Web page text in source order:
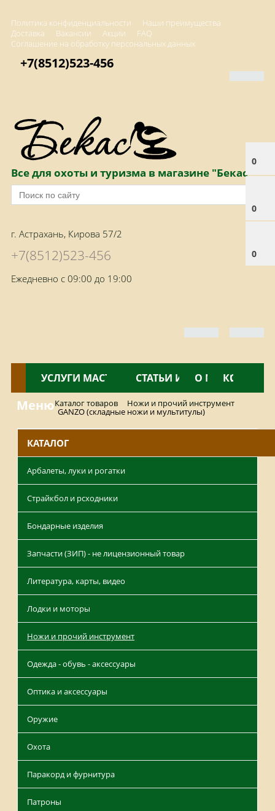
Политика конфиденциальности
Наши преимущества
Доставка
Вакансии Акции
FAQ
Соглашение на обработку персональных данных
0
0
0
+7(8512)523-456
Все для охоты и туризма в магазине "Бекас"
г. Астрахань, Кирова 57/2
+7(8512)523-456
Ежедневно с 09:00 до 19:00
КАТАЛОГ
УСЛУГИ МАСТЕРСКОЙНОВОСТИ
СТАТЬИ И ОБЗОРЫ
О МАГАЗИНЕ
МенюКаталог товаров Ножи и прочий инструмент
GANZO (складные ножи и мультитулы)
КАТАЛОГ
Арбалеты, луки и рогатки
Страйкбол и рсходники
Бондарные изделия
Запчасти (ЗИП) - не лицензионный товар
Литература, карты, видео
Лодки и моторы
Ножи и прочий инструмент
Одежда - обувь - аксессуары
Оптика и аксессуары
Оружие
Охота
Паракорд и фурнитура
Патроны